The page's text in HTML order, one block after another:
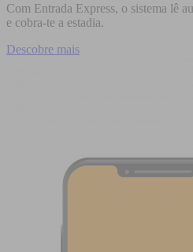
Com Entrada Express, o sistema lê
e cobra-te a estadia.
Descobre mais